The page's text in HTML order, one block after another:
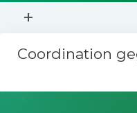
Menü
+
Mitmachen
Coordination